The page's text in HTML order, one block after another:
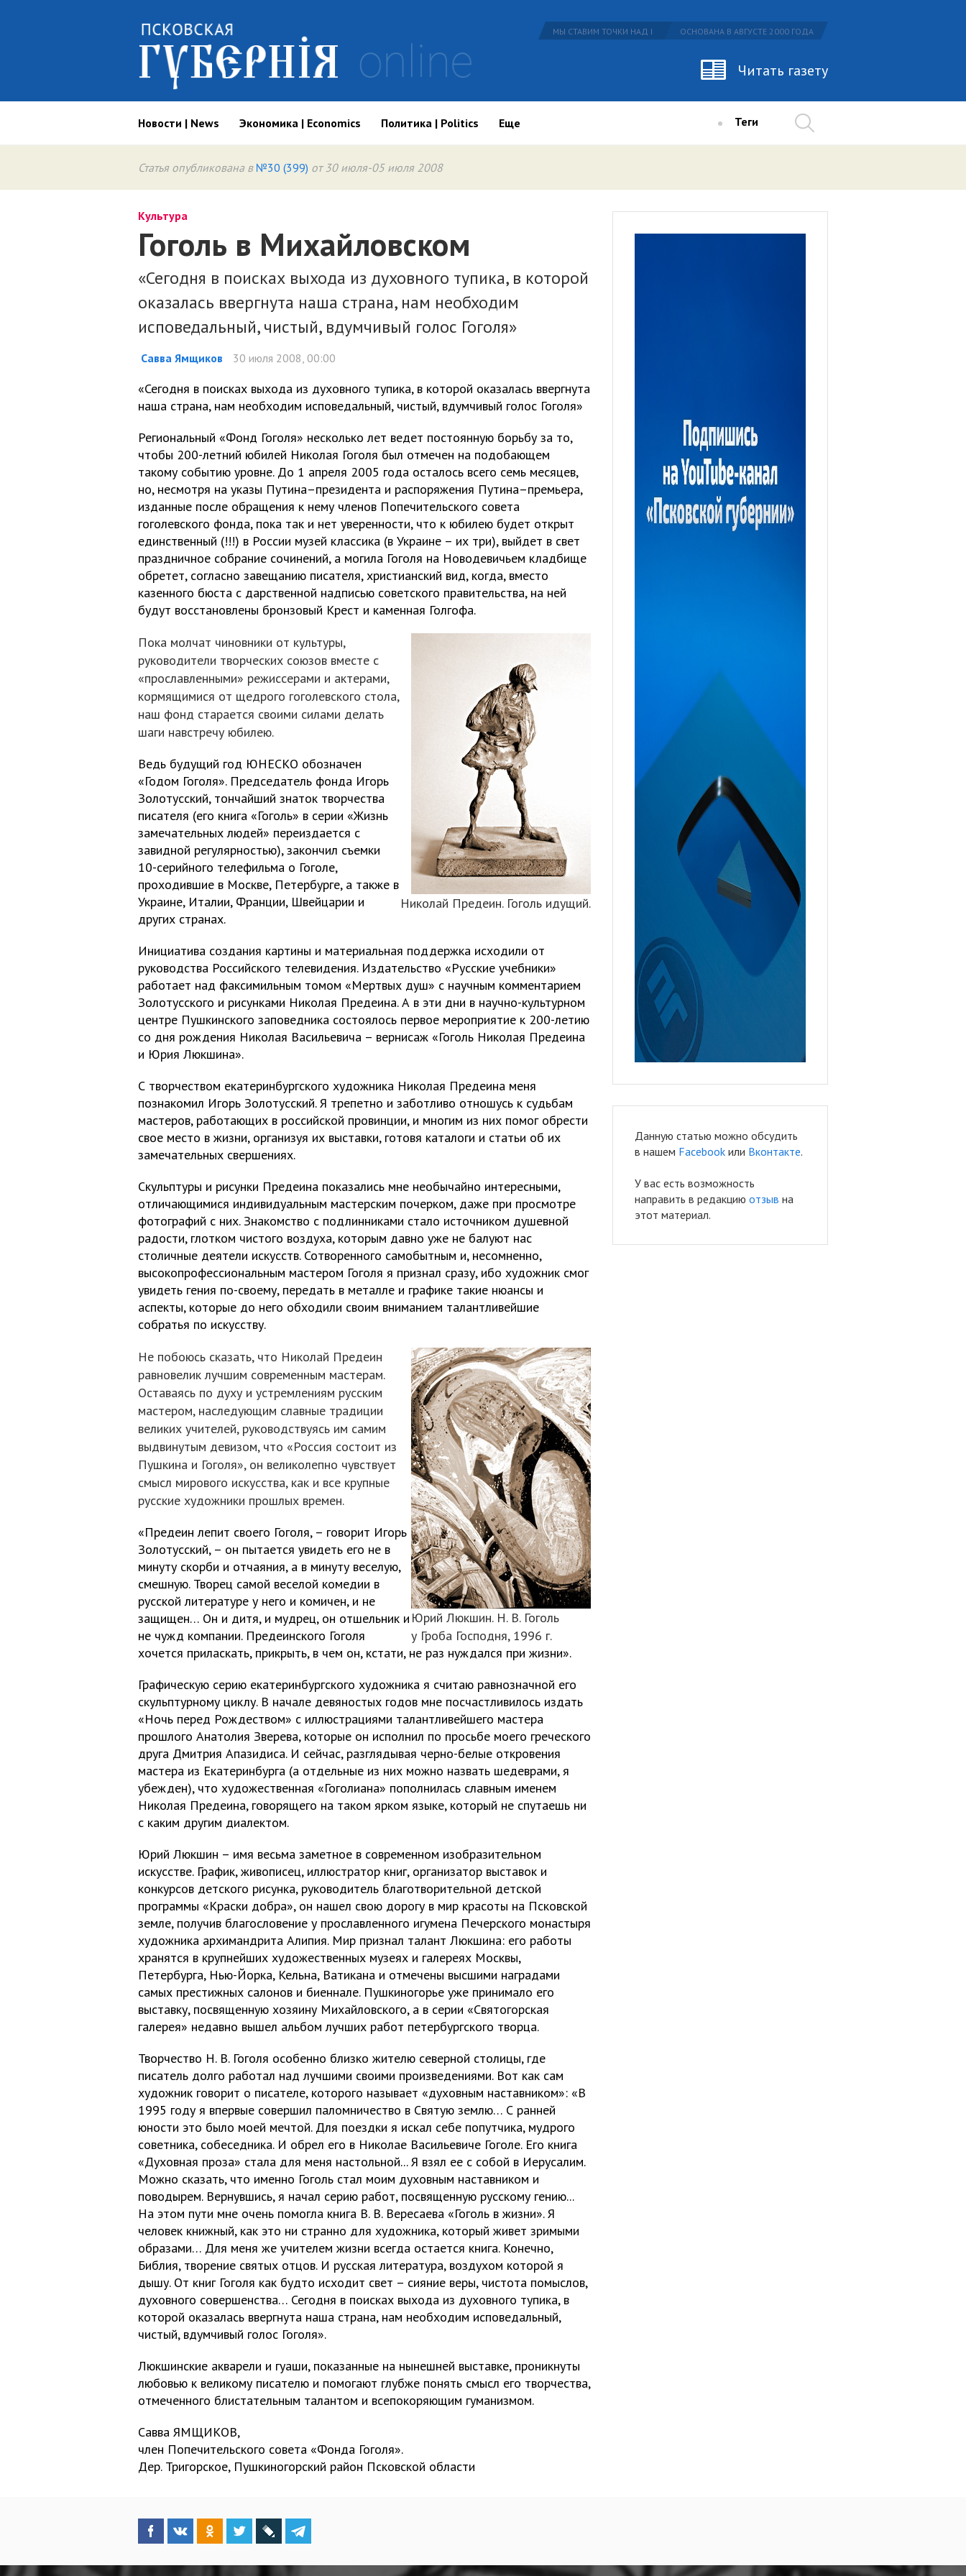
МЫ СТАВИМ ТОЧКИ НАД I ОСНОВАНА В АВГУСТЕ 2000 ГОДА
Читать газету
Новости | News Экономика | Economics Политика | Politics Еще Теги
Статья опубликована в №30 (399) от 30 июля-05 июля 2008
Культура
Гоголь в Михайловском
«Сегодня в поисках выхода из духовного тупика, в которой
оказалась ввергнута наша страна, нам необходим
исповедальный, чистый, вдумчивый голос Гоголя»
Савва Ямщиков 30 июля 2008, 00:00
«Сегодня в поисках выхода из духовного тупика, в которой оказалась ввергнута
наша страна, нам необходим исповедальный, чистый, вдумчивый голос Гоголя»
Региональный «Фонд Гоголя» несколько лет ведет постоянную борьбу за то,
чтобы 200-летний юбилей Николая Гоголя был отмечен на подобающем
такому событию уровне. До 1 апреля 2005 года осталось всего семь месяцев,
но, несмотря на указы Путина–президента и распоряжения Путина–премьера,
изданные после обращения к нему членов Попечительского совета
гоголевского фонда, пока так и нет уверенности, что к юбилею будет открыт
единственный (!!!) в России музей классика (в Украине – их три), выйдет в свет
праздничное собрание сочинений, а могила Гоголя на Новодевичьем кладбище
обретет, согласно завещанию писателя, христианский вид, когда, вместо
казенного бюста с дарственной надписью советского правительства, на ней
будут восстановлены бронзовый Крест и каменная Голгофа.
Николай Предеин. Гоголь идущий.
Пока молчат чиновники от культуры,
руководители творческих союзов вместе с
«прославленными» режиссерами и актерами,
кормящимися от щедрого гоголевского стола,
наш фонд старается своими силами делать
шаги навстречу юбилею.
Ведь будущий год ЮНЕСКО обозначен
«Годом Гоголя». Председатель фонда Игорь
Золотусский, тончайший знаток творчества
писателя (его книга «Гоголь» в серии «Жизнь
замечательных людей» переиздается с
завидной регулярностью), закончил съемки
10-серийного телефильма о Гоголе,
проходившие в Москве, Петербурге, а также в
Украине, Италии, Франции, Швейцарии и
других странах.
Инициатива создания картины и материальная поддержка исходили от
руководства Российского телевидения. Издательство «Русские учебники»
работает над факсимильным томом «Мертвых душ» с научным комментарием
Золотусского и рисунками Николая Предеина. А в эти дни в научно-культурном
центре Пушкинского заповедника состоялось первое мероприятие к 200-летию
со дня рождения Николая Васильевича – вернисаж «Гоголь Николая Предеина
и Юрия Люкшина».
С творчеством екатеринбургского художника Николая Предеина меня
познакомил Игорь Золотусский. Я трепетно и заботливо отношусь к судьбам
мастеров, работающих в российской провинции, и многим из них помог обрести
свое место в жизни, организуя их выставки, готовя каталоги и статьи об их
замечательных свершениях.
Скульптуры и рисунки Предеина показались мне необычайно интересными,
отличающимися индивидуальным мастерским почерком, даже при просмотре
фотографий с них. Знакомство с подлинниками стало источником душевной
радости, глотком чистого воздуха, которым давно уже не балуют нас
столичные деятели искусств. Сотворенного самобытным и, несомненно,
высокопрофессиональным мастером Гоголя я признал сразу, ибо художник смог
увидеть гения по-своему, передать в металле и графике такие нюансы и
аспекты, которые до него обходили своим вниманием талантливейшие
собратья по искусству.
Юрий Люкшин. Н. В. Гоголь
у Гроба Господня, 1996 г.
Не побоюсь сказать, что Николай Предеин
равновелик лучшим современным мастерам.
Оставаясь по духу и устремлениям русским
мастером, наследующим славные традиции
великих учителей, руководствуясь им самим
выдвинутым девизом, что «Россия состоит из
Пушкина и Гоголя», он великолепно чувствует
смысл мирового искусства, как и все крупные
русские художники прошлых времен.
«Предеин лепит своего Гоголя, – говорит Игорь
Золотусский, – он пытается увидеть его не в
минуту скорби и отчаяния, а в минуту веселую,
смешную. Творец самой веселой комедии в
русской литературе у него и комичен, и не
защищен… Он и дитя, и мудрец, он отшельник и
не чужд компании. Предеинского Гоголя
хочется приласкать, прикрыть, в чем он, кстати, не раз нуждался при жизни».
Графическую серию екатеринбургского художника я считаю равнозначной его
скульптурному циклу. В начале девяностых годов мне посчастливилось издать
«Ночь перед Рождеством» с иллюстрациями талантливейшего мастера
прошлого Анатолия Зверева, которые он исполнил по просьбе моего греческого
друга Дмитрия Апазидиса. И сейчас, разглядывая черно-белые откровения
мастера из Екатеринбурга (а отдельные из них можно назвать шедеврами, я
убежден), что художественная «Гоголиана» пополнилась славным именем
Николая Предеина, говорящего на таком ярком языке, который не спутаешь ни
с каким другим диалектом.
Юрий Люкшин – имя весьма заметное в современном изобразительном
искусстве. График, живописец, иллюстратор книг, организатор выставок и
конкурсов детского рисунка, руководитель благотворительной детской
программы «Краски добра», он нашел свою дорогу в мир красоты на Псковской
земле, получив благословение у прославленного игумена Печерского монастыря
художника архимандрита Алипия. Мир признал талант Люкшина: его работы
хранятся в крупнейших художественных музеях и галереях Москвы,
Петербурга, Нью-Йорка, Кельна, Ватикана и отмечены высшими наградами
самых престижных салонов и биеннале. Пушкиногорье уже принимало его
выставку, посвященную хозяину Михайловского, а в серии «Святогорская
галерея» недавно вышел альбом лучших работ петербургского творца.
Творчество Н. В. Гоголя особенно близко жителю северной столицы, где
писатель долго работал над лучшими своими произведениями. Вот как сам
художник говорит о писателе, которого называет «духовным наставником»: «В
1995 году я впервые совершил паломничество в Святую землю… С ранней
юности это было моей мечтой. Для поездки я искал себе попутчика, мудрого
советника, собеседника. И обрел его в Николае Васильевиче Гоголе. Его книга
«Духовная проза» стала для меня настольной... Я взял ее с собой в Иерусалим.
Можно сказать, что именно Гоголь стал моим духовным наставником и
поводырем. Вернувшись, я начал серию работ, посвященную русскому гению...
На этом пути мне очень помогла книга В. В. Вересаева «Гоголь в жизни». Я
человек книжный, как это ни странно для художника, который живет зримыми
образами… Для меня же учителем жизни всегда остается книга. Конечно,
Библия, творение святых отцов. И русская литература, воздухом которой я
дышу. От книг Гоголя как будто исходит свет – сияние веры, чистота помыслов,
духовного совершенства… Сегодня в поисках выхода из духовного тупика, в
которой оказалась ввергнута наша страна, нам необходим исповедальный,
чистый, вдумчивый голос Гоголя».
Люкшинские акварели и гуаши, показанные на нынешней выставке, проникнуты
любовью к великому писателю и помогают глубже понять смысл его творчества,
отмеченного блистательным талантом и всепокоряющим гуманизмом.
Савва ЯМЩИКОВ,
член Попечительского совета «Фонда Гоголя».
Дер. Тригорское, Пушкиногорский район Псковской области
Данную статью можно обсудить
в нашем Facebook или Вконтакте.
У вас есть возможность
направить в редакцию отзыв на
этот материал.